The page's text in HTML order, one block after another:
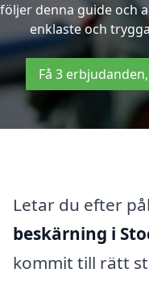
följer denna guide och
enklaste och
Få 3
Letar du efter
beskärning i
kommit till rätt